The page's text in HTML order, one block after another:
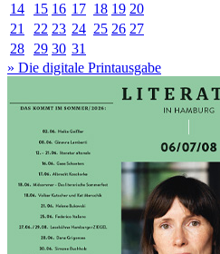
14
15 16 17 18 19 20
21
22 23 24 25 26 27
28
29 30 31
» Die digitale Printausgabe